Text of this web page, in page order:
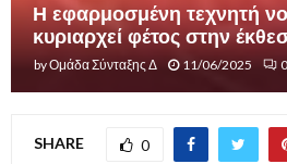
Η εφαρμοσμένη τεχνητή
κυριαρχεί φέτος στην
byΟμάδα Σύνταξης Δ 11/06/2025 0
SHARE 0